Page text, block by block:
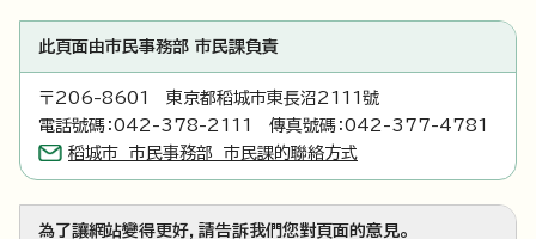
此頁面由市民事務部 市民課負責
〒206-8601 東京都稻城市東長沼2111號
電話號碼：042-378-2111 傳真號碼：042-377-4781
稻城市 市民事務部 市民課的聯絡方式
為了讓網站變得更好，請告訴我們您對頁面的意見。